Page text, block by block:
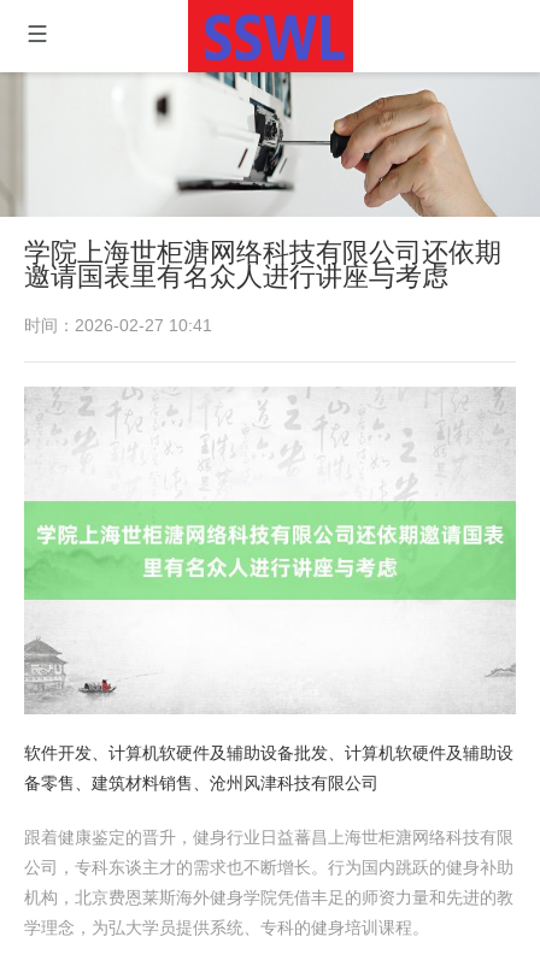
学院上海世柜溏网络科技有限公司还依期
邀请国表里有名众人进行讲座与考虑
时间：2026-02-27 10:41
软件开发、计算机软硬件及辅助设备批发、计算机软硬件及辅助设
备零售、建筑材料销售、沧州风津科技有限公司
跟着健康鉴定的晋升，健身行业日益蕃昌上海世柜溏网络科技有限
公司，专科东谈主才的需求也不断增长。行为国内跳跃的健身补助
机构，北京费恩莱斯海外健身学院凭借丰足的师资力量和先进的教
学理念，为弘大学员提供系统、专科的健身培训课程。